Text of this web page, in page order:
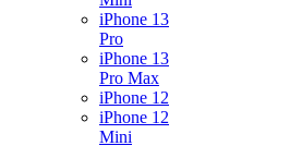
iPhone 13
Pro
iPhone 13
Pro Max
iPhone 12
iPhone 12
Mini